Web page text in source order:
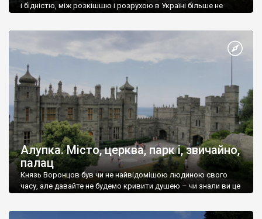
і бідністю, між розкішшю і розрухою в Україні більше не
Алупка. Місто, церква, парк і, звичайно,
палац
Князь Воронцов був чи не найвідомішою людиною свого
часу, але давайте не будемо кривити душею – чи знали ви це